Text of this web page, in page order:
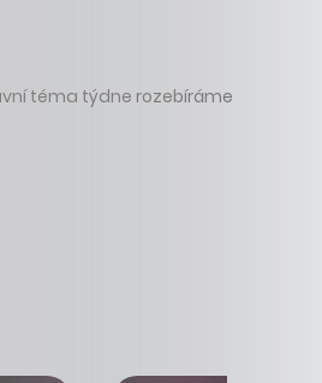
téma týdne rozebíráme